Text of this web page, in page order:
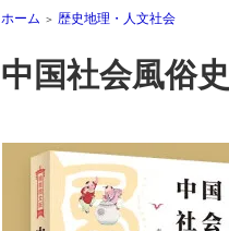
ホーム ＞ 歴史地理・人文社会
中国社会風俗史